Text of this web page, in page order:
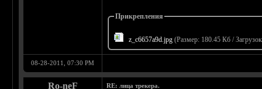
Прикрепления
z_c6657a9d.jpg (Размер: 180.45 Кб /
08-28-2011, 07:30 PM
Ro-neF RE: лица трекера.